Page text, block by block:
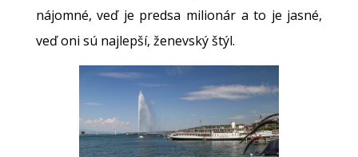
nájomné, veď je predsa milionár a to je jasné,
veď oni sú najlepší, ženevský štýl.